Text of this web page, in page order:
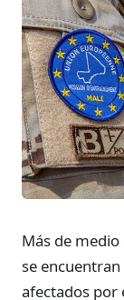
Más de
se
afectados por